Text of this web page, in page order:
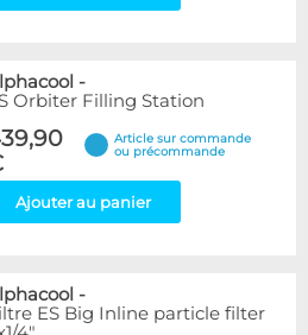
-
Orbiter Filling Station
Article sur commande
ou précommande
Ajouter au panier
-
ES Big Inline particle filter